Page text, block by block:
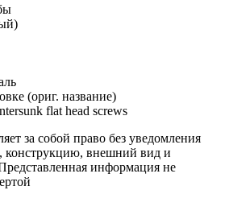
(ориг. название)
flat head screws
за собой право без уведомления
конструкцию, внешний вид и
информация не